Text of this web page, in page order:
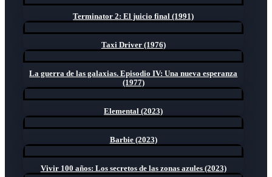
Terminator 2: El juicio final (1991)
Taxi Driver (1976)
La guerra de las galaxias. Episodio IV: Una nueva esperanza
(1977)
Elemental (2023)
Barbie (2023)
Vivir 100 años: Los secretos de las zonas azules (2023)